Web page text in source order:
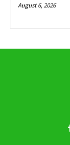
August 6, 2026